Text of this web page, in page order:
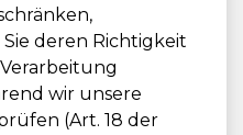
deren Richtigkeit
wir unsere
(Art. 18 der